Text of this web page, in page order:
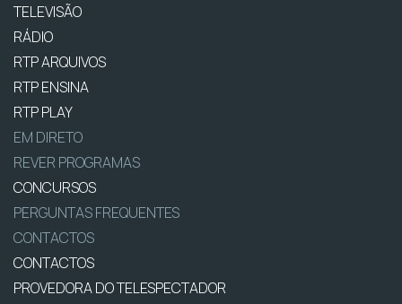
TELEVISÃO
RÁDIO
RTP ARQUIVOS
RTP ENSINA
RTP PLAY
EM DIRETO
REVER PROGRAMAS
CONCURSOS
PERGUNTAS FREQUENTES
CONTACTOS
CONTACTOS
PROVEDORA DO TELESPECTADOR